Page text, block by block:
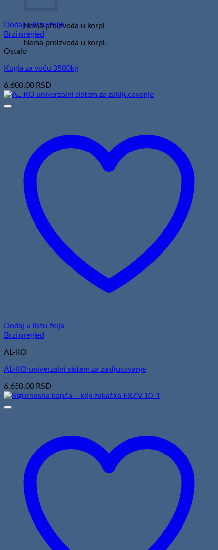
Nema proizvoda u korpi
Nema proizvoda u korpi.
Dodaj u listu želja
Brzi pregled
Ostalo
Kugla za vuču 3500kg
6.600,00 RSD
Dodaj u listu želja
Brzi pregled
AL-KO
AL-KO univerzalni sistem za zakljucavanje
6.650,00 RSD